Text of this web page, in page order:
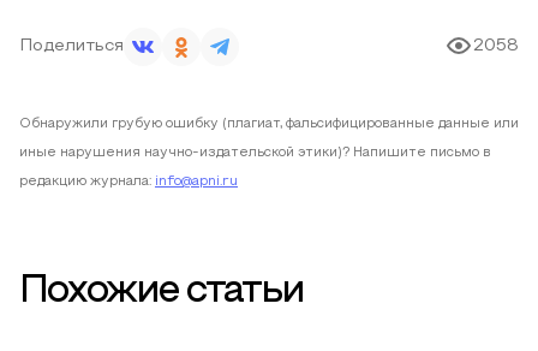
Поделиться 2058
Обнаружили грубую ошибку (плагиат, фальсифицированные данные или
иные нарушения научно-издательской этики)? Напишите письмо в
редакцию журнала: info@apni.ru
Похожие статьи